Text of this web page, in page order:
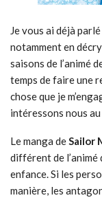
Je vous ai déjà
notamment en
saisons de l’animé
temps de faire une
chose que je
intéressons nous
Le manga deSailor
différent de
enfance. Si les
manière, les